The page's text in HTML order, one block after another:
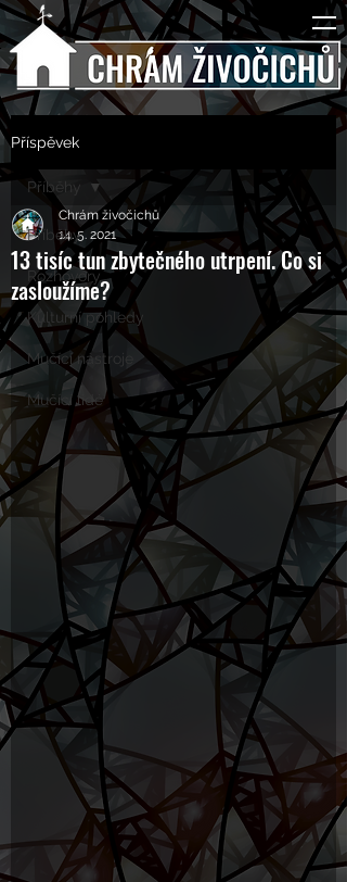
Příspěvek
Příběhy
Rozhovory
Kulturní pohledy
Mučící nástroje
Mučící lidé
Příběhy
13 tisíc tun zbytečného utrpení. Co si
zasloužíme?
Chrám živočichů
14. 5. 2021